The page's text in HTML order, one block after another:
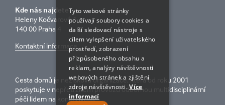
Kde nás najdete
Heleny Kočvarové 1
140 00 Praha 4
Kontaktní informace
Cesta domů je nezisková organizace, která od roku 2001
poskytuje v nepřetržitém provozu odbornou multidisciplinární
péči lidem na konci života.
Tyto webové stránky
používají soubory cookies a
další sledovací nástroje s
cílem vylepšení uživatelského
prostředí, zobrazení
přizpůsobeného obsahu a
reklam, analýzy návštěvnosti
webových stránek a zjištění
zdroje návštěvnosti.Více
informací